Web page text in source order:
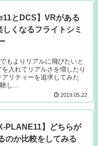
とDCS】VRがある
しくなるフライトシミ
もよりリアルに飛びたいと
入れてリアルさを増したり
リティーを追求してみた
し...
2019.05.22
PLANE11】どちらが
のか比較をしてみる